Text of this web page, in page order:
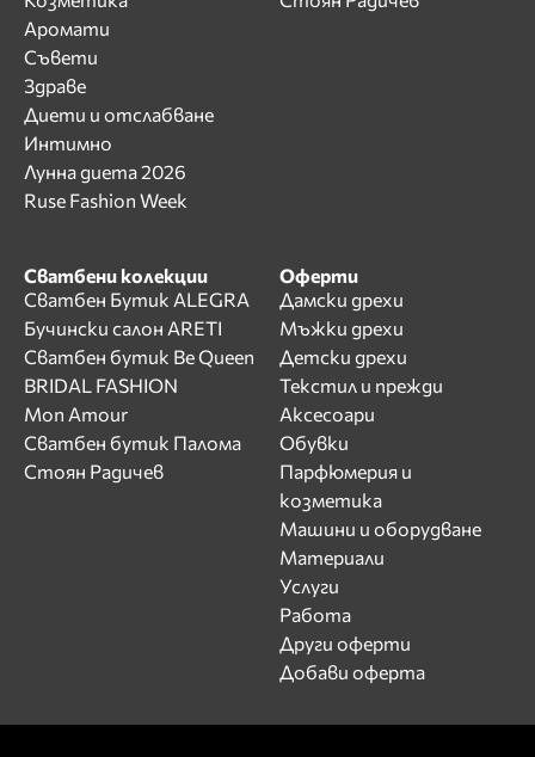
Аромати
Съвети
Здраве
Диети и отслабване
Интимно
Лунна диета 2026
Ruse Fashion Week
Сватбени колекции
Сватбен Бутик ALEGRA
Бучински салон ARETI
Сватбен бутик Be Queen
BRIDAL FASHION
Mon Amour
Сватбен бутик Палома
Стоян Радичев
Оферти
Дамски дрехи
Мъжки дрехи
Детски дрехи
Текстил и прежди
Аксесоари
Обувки
Парфюмерия и
козметика
Машини и оборудване
Материали
Услуги
Работа
Други оферти
Добави оферта